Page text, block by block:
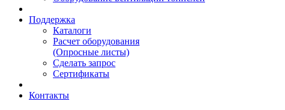
Поддержка
Каталоги
Расчет оборудования
(Опросные листы)
Сделать запрос
Сертификаты
Контакты